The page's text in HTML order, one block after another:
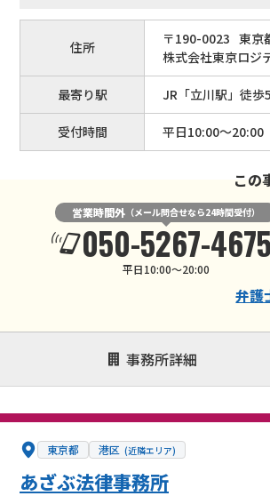
住所 〒190-0023 東京
株式会社東京ロジ
最寄り駅 JR「立川駅」徒歩
受付時間 平日10:00～20:00
この
営業時間外（メール問合せなら24時間受付）
050-5267-4675
平日10:00～20:00
弁護
事務所詳細
東京都 港区 (近隣エリア)
あざぶ法律事務所